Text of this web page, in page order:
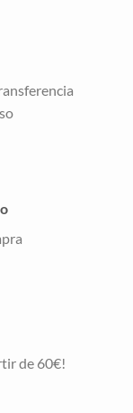
de 60€!